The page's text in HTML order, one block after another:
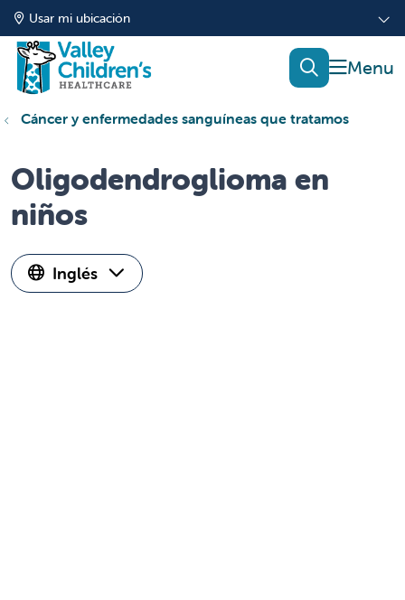
Usar mi ubicación
mostrar
buscar
Cáncer y enfermedades sanguíneas que tratamos
Oligodendroglioma en
niños
Inglés